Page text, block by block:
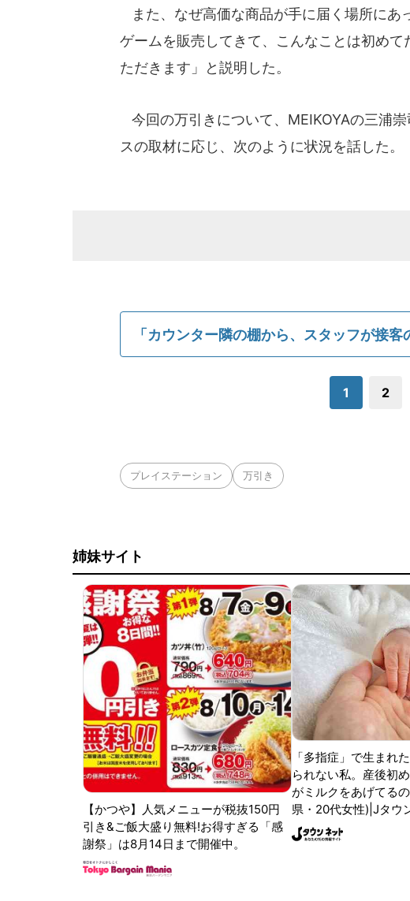
また、なぜ高価な商品が手に届く場所にあ
ゲームを販売してきて、こんなことは初め
ただきます」と説明した。
今回の万引きについて、MEIKOYAの三浦
スの取材に応じ、次のように状況を話した。
「カウンター隣の棚から、スタッフが接客
1 2
プレイステーション 万引き
姉妹サイト
【かつや】人気メニューが税抜150円
引き&ご飯大盛り無料!お得すぎる「感
謝祭」は8月14日まで開催中。
「多指症」で生まれ
られない私。産後初
がミルクをあげてる
県・20代女性)|Jタウ